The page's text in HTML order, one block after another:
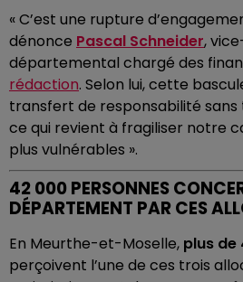
« C’est une rupture
dénonce Pascal Schneider,
départemental chargé des
rédaction. Selon lui, cette
transfert de responsabilité
ce qui revient à fragiliser notre
plus vulnérables ».
42 000 PERSONNES
DÉPARTEMENT PAR CES
En Meurthe-et-Moselle, plus de
perçoivent l’une de ces trois